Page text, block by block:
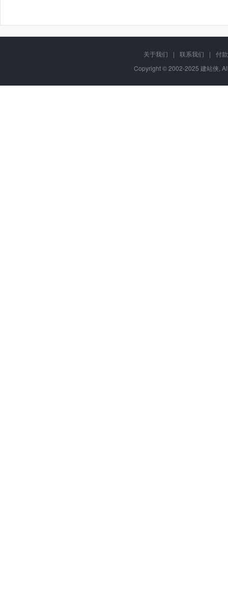
关于我们 | 联系我们 |
付
Copyright © 2002-2025 建站侠,